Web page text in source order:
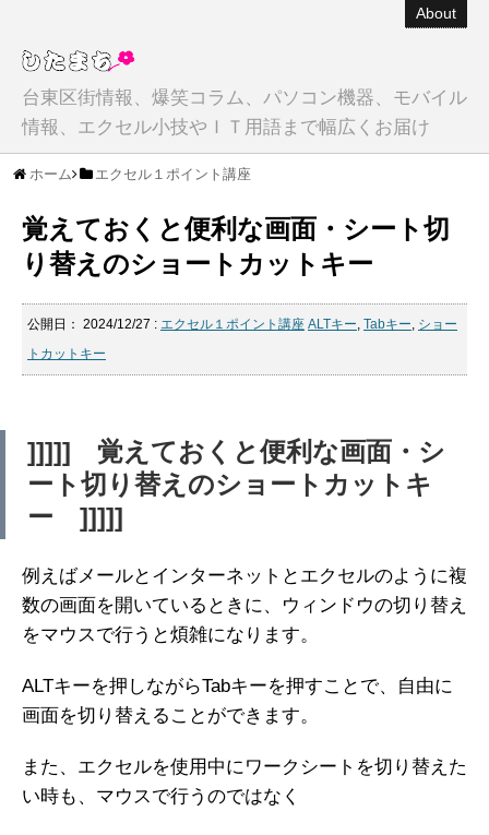
About
台東区街情報、爆笑コラム、パソコン機器、モバイル
情報、エクセル小技やＩＴ用語まで幅広くお届け
ホーム エクセル１ポイント講座
覚えておくと便利な画面・シート切
り替えのショートカットキー
公開日： 2024/12/27 : エクセル１ポイント講座 ALTキー, Tabキー, ショー
トカットキー
]]]]] 覚えておくと便利な画面・シ
ート切り替えのショートカットキ
ー ]]]]]
例えばメールとインターネットとエクセルのように複
数の画面を開いているときに、ウィンドウの切り替え
をマウスで行うと煩雑になります。
ALTキーを押しながらTabキーを押すことで、自由に
画面を切り替えることができます。
また、エクセルを使用中にワークシートを切り替えた
い時も、マウスで行うのではなく